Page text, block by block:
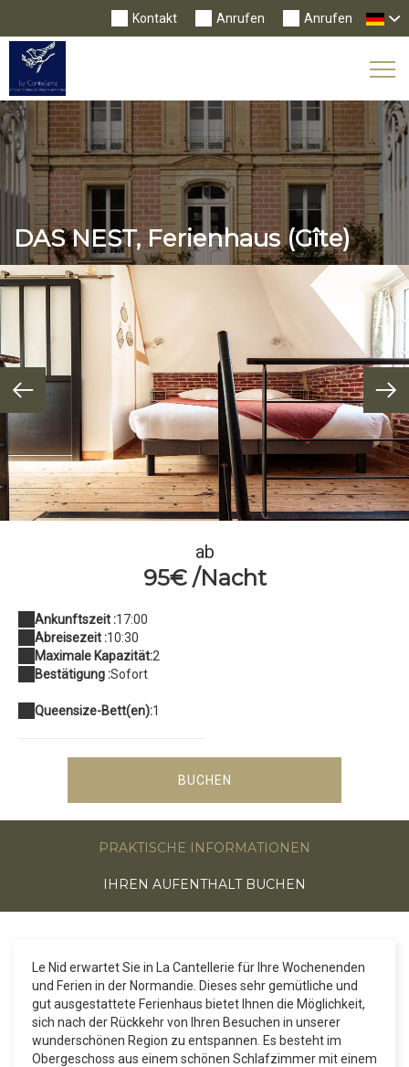
Anrufen
Anrufen
Kontakt
DAS NEST, Ferienhaus (Gîte)
230326la-cantellerie088w
ab
95€ /Nacht
Ankunftszeit :17:00
Abreisezeit :10:30
Maximale Kapazität:2
Bestätigung :Sofort
Queensize-Bett(en):1
BUCHEN
PRAKTISCHE INFORMATIONEN
IHREN AUFENTHALT BUCHEN
Le Nid erwartet Sie in La Cantellerie für Ihre Wochenenden
und Ferien in der Normandie. Dieses sehr gemütliche und
gut ausgestattete Ferienhaus bietet Ihnen die Möglichkeit,
sich nach der Rückkehr von Ihren Besuchen in unserer
wunderschönen Region zu entspannen. Es besteht im
Obergeschoss aus einem schönen Schlafzimmer mit einem